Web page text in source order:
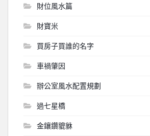
財位風水篇
財寶米
買房子買誰的名字
車禍肇因
辦公室風水配置規劃
過七星橋
金鑲鑽貔貅